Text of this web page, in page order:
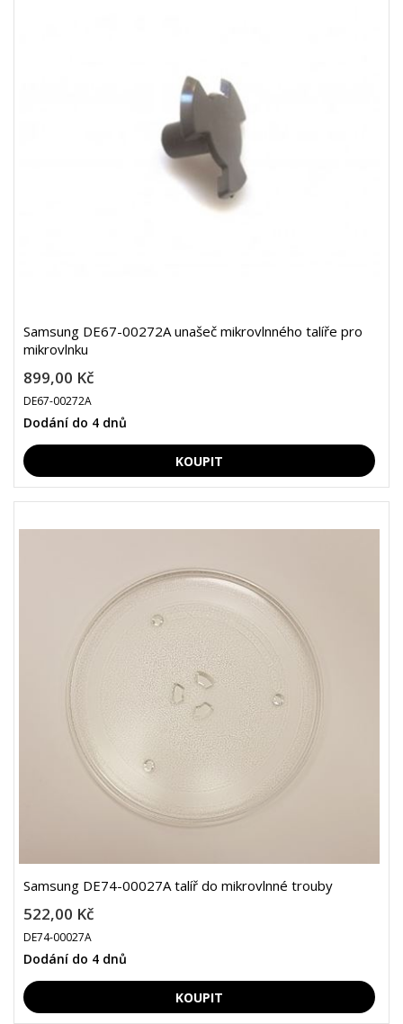
Samsung DE67-00272A unašeč mikrovlnného talíře pro
mikrovlnku
899,00 Kč
DE67-00272A
Dodání do 4 dnů
Samsung DE74-00027A talíř do mikrovlnné trouby
522,00 Kč
DE74-00027A
Dodání do 4 dnů